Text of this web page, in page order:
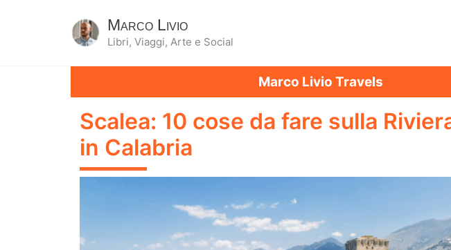
Marco Livio
Libri, Viaggi, Arte e Social
Marco Livio Travels
Scalea: 10 cose da fare sulla
in Calabria